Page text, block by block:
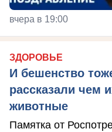
вчера в 19:00
ЗДОРОВЬЕ
И бешенство
рассказали чем
животные
Памятка от